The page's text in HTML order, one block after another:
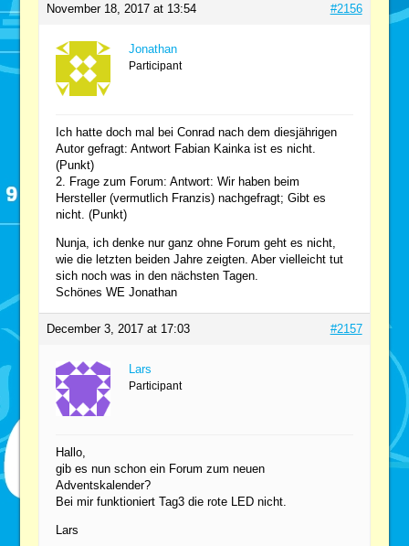
November 18, 2017 at 13:54 #2156
Jonathan
Participant
Ich hatte doch mal bei Conrad nach dem diesjährigen
Autor gefragt: Antwort Fabian Kainka ist es nicht.
(Punkt)
2. Frage zum Forum: Antwort: Wir haben beim
Hersteller (vermutlich Franzis) nachgefragt; Gibt es
nicht. (Punkt)
Nunja, ich denke nur ganz ohne Forum geht es nicht,
wie die letzten beiden Jahre zeigten. Aber vielleicht tut
sich noch was in den nächsten Tagen.
Schönes WE Jonathan
December 3, 2017 at 17:03 #2157
Lars
Participant
Hallo,
gib es nun schon ein Forum zum neuen
Adventskalender?
Bei mir funktioniert Tag3 die rote LED nicht.
Lars